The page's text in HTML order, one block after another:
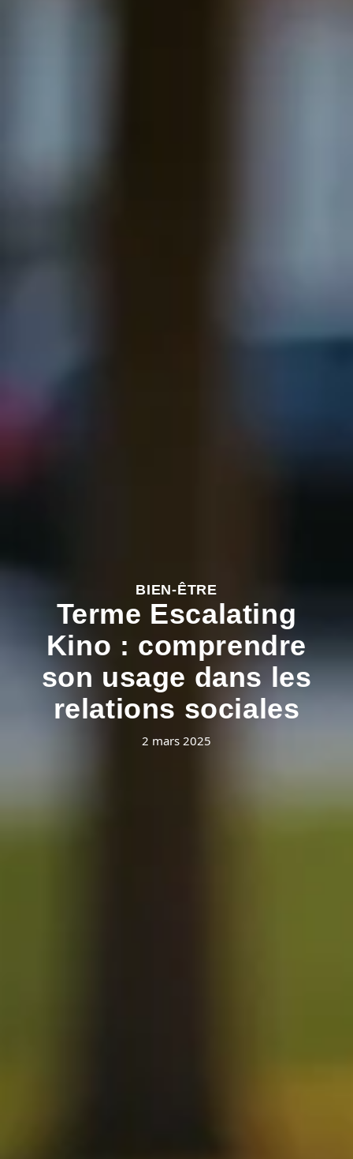
BIEN-ÊTRE
Terme Escalating
Kino : comprendre
son usage dans les
relations sociales
2 mars 2025